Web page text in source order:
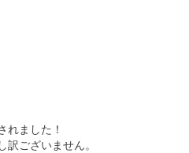
れました！
ございません。